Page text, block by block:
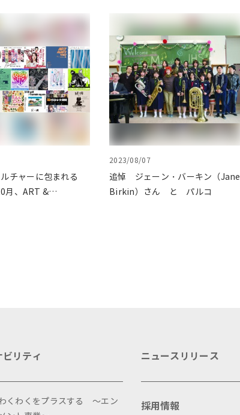
チャーに包まれる
月、ART &
2023/08/07
追悼 ジェーン・バーキン（Jane
Birkin）さん と パルコ
リティ
くわくをプラスする ～エン
ニュースリリース
採用情報